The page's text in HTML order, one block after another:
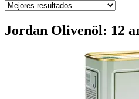
Jordan Olivenöl: 12